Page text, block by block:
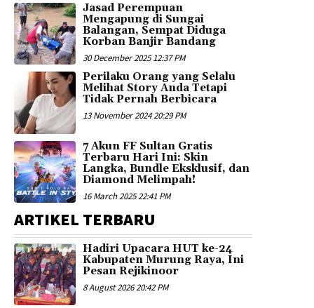
Jasad Perempuan
Mengapung di Sungai
Balangan, Sempat Diduga
Korban Banjir Bandang
30 December 2025 12:37 PM
Perilaku Orang yang Selalu
Melihat Story Anda Tetapi
Tidak Pernah Berbicara
13 November 2024 20:29 PM
7 Akun FF Sultan Gratis
Terbaru Hari Ini: Skin
Langka, Bundle Eksklusif, dan
Diamond Melimpah!
16 March 2025 22:41 PM
ARTIKEL TERBARU
Hadiri Upacara HUT ke-24
Kabupaten Murung Raya, Ini
Pesan Rejikinoor
8 August 2026 20:42 PM